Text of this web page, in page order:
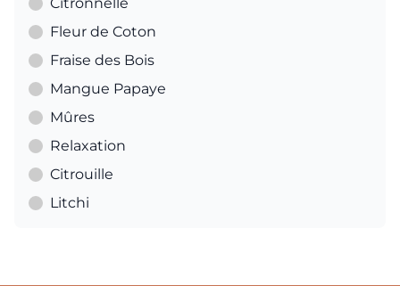
Fleur de Coton
Fraise des Bois
Mangue Papaye
Mûres
Relaxation
Citrouille
Litchi